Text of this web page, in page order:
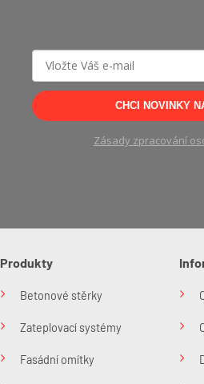
CHCI NOVINKY
Zásady zpracování
Produkty
Betonové stěrky
Zateplovací systémy
Fasádní omítky